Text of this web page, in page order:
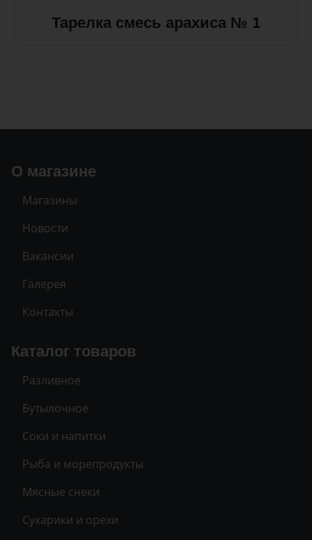
Тарелка смесь арахиса № 1
О магазине
Магазины
Новости
Вакансии
Галерея
Контакты
Каталог товаров
Разливное
Бутылочное
Соки и напитки
Рыба и морепродукты
Мясные снеки
Сухарики и орехи